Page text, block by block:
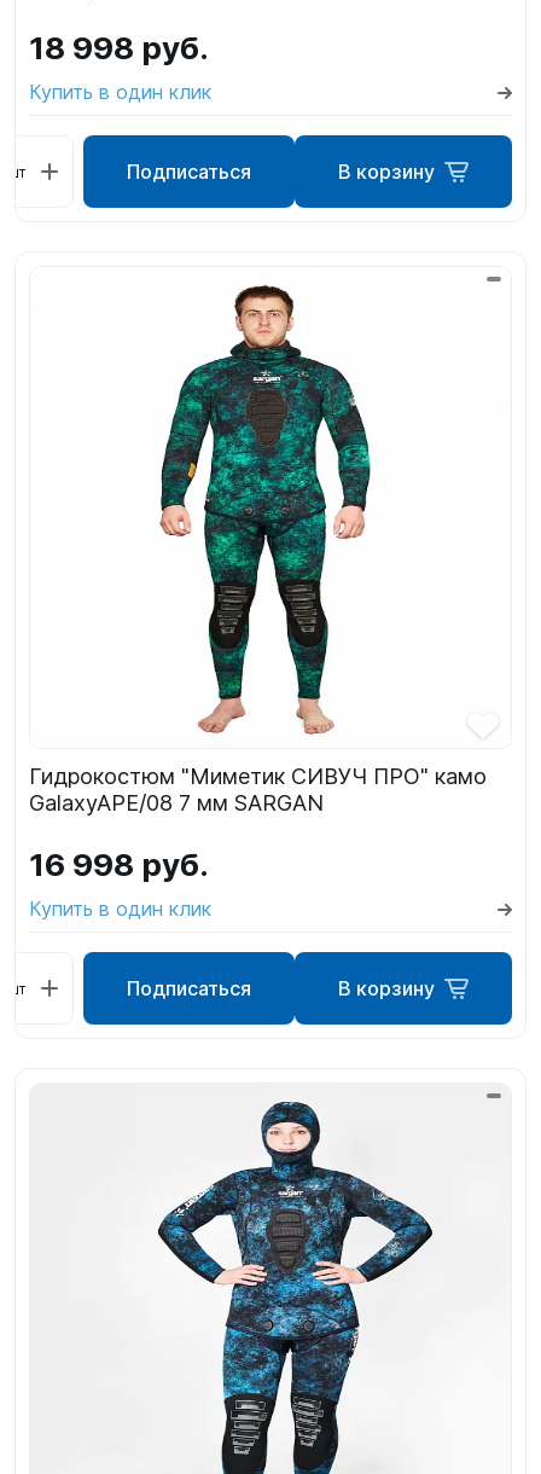
18 998 руб.
Купить в один клик
шт Подписаться В корзину
Гидрокостюм "Миметик СИВУЧ ПРО" камо
GalaxyAPE/08 7 мм SARGAN
16 998 руб.
Купить в один клик
шт Подписаться В корзину